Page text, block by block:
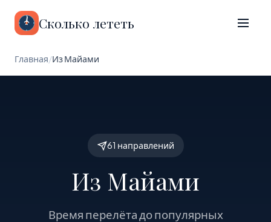
Сколько лететь
Главная/Из Майами
61 направлений
Из Майами
Время перелёта до популярных